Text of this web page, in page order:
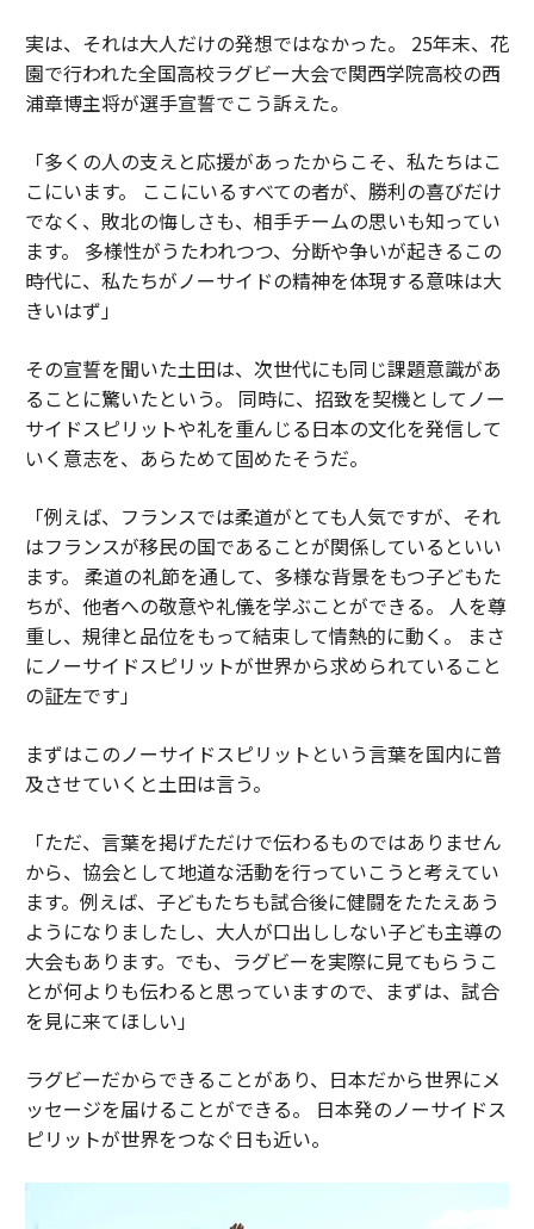
実は、それは大人だけの発想ではなかった。 25年末、花
園で行われた全国高校ラグビー大会で関西学院高校の西
浦章博主将が選手宣誓でこう訴えた。
「多くの人の支えと応援があったからこそ、私たちはこ
こにいます。 ここにいるすべての者が、勝利の喜びだけ
でなく、敗北の悔しさも、相手チームの思いも知ってい
ます。 多様性がうたわれつつ、分断や争いが起きるこの
時代に、私たちがノーサイドの精神を体現する意味は大
きいはず」
その宣誓を聞いた土田は、次世代にも同じ課題意識があ
ることに驚いたという。 同時に、招致を契機としてノー
サイドスピリットや礼を重んじる日本の文化を発信して
いく意志を、あらためて固めたそうだ。
「例えば、フランスでは柔道がとても人気ですが、それ
はフランスが移民の国であることが関係しているといい
ます。 柔道の礼節を通して、多様な背景をもつ子どもた
ちが、他者への敬意や礼儀を学ぶことができる。 人を尊
重し、規律と品位をもって結束して情熱的に動く。 まさ
にノーサイドスピリットが世界から求められていること
の証左です」
まずはこのノーサイドスピリットという言葉を国内に普
及させていくと土田は言う。
「ただ、言葉を掲げただけで伝わるものではありません
から、協会として地道な活動を行っていこうと考えてい
ます。例えば、子どもたちも試合後に健闘をたたえあう
ようになりましたし、大人が口出ししない子ども主導の
大会もあります。でも、ラグビーを実際に見てもらうこ
とが何よりも伝わると思っていますので、まずは、試合
を見に来てほしい」
ラグビーだからできることがあり、日本だから世界にメ
ッセージを届けることができる。 日本発のノーサイドス
ピリットが世界をつなぐ日も近い。